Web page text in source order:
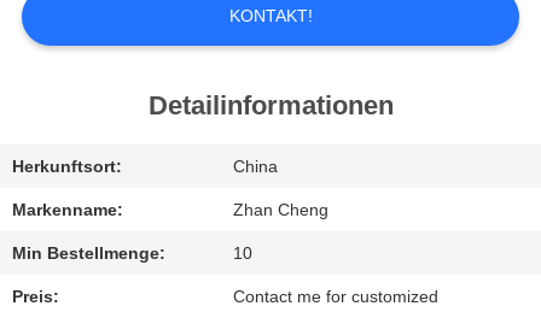
WERKSBESICHTIGUNG
QUALITÄTSKONTROLLE
BITTE
UM
EIN
ANGEBOT
KONTAKT!
Detailinformationen
Herkunftsort: China
Markenname: Zhan Cheng
Min Bestellmenge: 10
Preis: Contact me for customized